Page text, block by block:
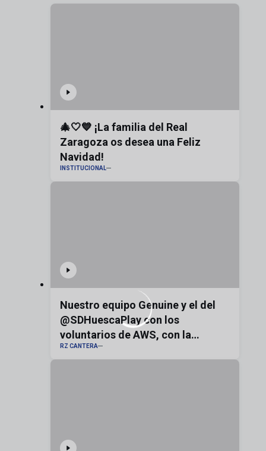
🎄🤍💙 ¡La familia del Real
Zaragoza os desea una Feliz
Navidad!
INSTITUCIONAL
Nuestro equipo Genuine y el del
@SDHuescaPlay con los
voluntarios de AWS, con la
bandera de Aragón
RZ CANTERA